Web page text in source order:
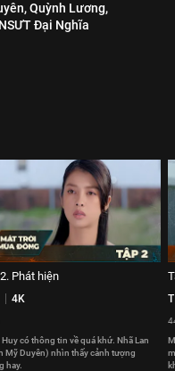
Quỳnh Lương,
NSƯT Đại Nghĩa
Phát hiện
4K
có thông tin về quá khứ. Nhã Lan
Mỹ Duyên) nhìn thấy cảnh tượng
hay.